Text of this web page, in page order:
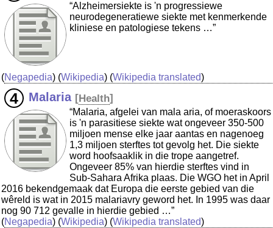
“Alzheimersiekte is 'n progressiewe
neurodegeneratiewe siekte met kenmerkende
kliniese en patologiese tekens …”
(Negapedia) (Wikipedia) (Wikipedia translated)
Malaria [Health]
“Malaria, afgelei van mala aria, of moeraskoors
is 'n parasitiese siekte wat ongeveer 350-500
miljoen mense elke jaar aantas en nagenoeg
1,3 miljoen sterftes tot gevolg het. Die siekte
word hoofsaaklik in die trope aangetref.
Ongeveer 85% van hierdie sterftes vind in
Sub-Sahara Afrika plaas. Die WGO het in April
2016 bekendgemaak dat Europa die eerste gebied van die
wêreld is wat in 2015 malariavry geword het. In 1995 was daar
nog 90 712 gevalle in hierdie gebied …”
(Negapedia) (Wikipedia) (Wikipedia translated)